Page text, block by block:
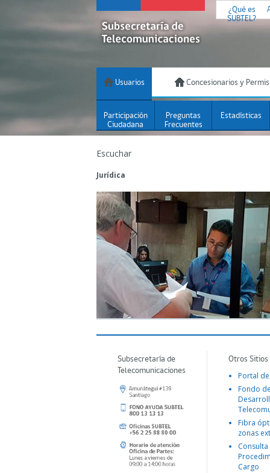
¿Qué es
SUBTEL?
Usuarios Concesionarios y
Participación
Ciudadana
Preguntas
Frecuentes
Estadísticas
Escuchar
Jurídica
Subsecretaría de
Telecomunicaciones
Otros
Portal
Fondo
Fibra
zonas
Consulta
Cargo